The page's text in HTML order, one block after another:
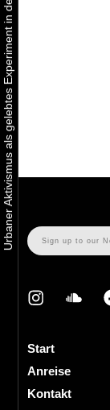
Start
Anreise
Kontakt